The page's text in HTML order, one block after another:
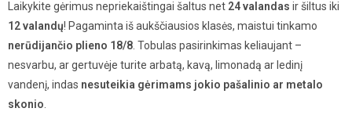
Laikykite gėrimus nepriekaištingai šaltus net 24 valandas ir šiltus iki
12 valandų! Pagaminta iš aukščiausios klasės, maistui tinkamo
nerūdijančio plieno 18/8 . Tobulas pasirinkimas keliaujant –
nesvarbu, ar gertuvėje turite arbatą, kavą, limonadą ar ledinį
vandenį, indas nesuteikia gėrimams jokio pašalinio ar metalo
skonio